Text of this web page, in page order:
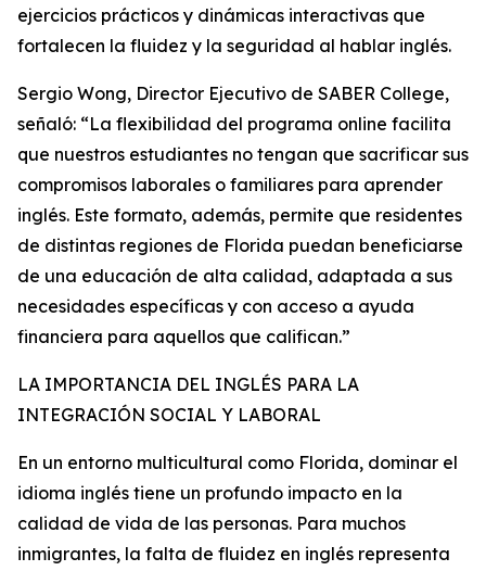
ejercicios prácticos y dinámicas interactivas que
fortalecen la fluidez y la seguridad al hablar inglés.
Sergio Wong, Director Ejecutivo de SABER College,
señaló: “La flexibilidad del programa online facilita
que nuestros estudiantes no tengan que sacrificar sus
compromisos laborales o familiares para aprender
inglés. Este formato, además, permite que residentes
de distintas regiones de Florida puedan beneficiarse
de una educación de alta calidad, adaptada a sus
necesidades específicas y con acceso a ayuda
financiera para aquellos que califican.”
LA IMPORTANCIA DEL INGLÉS PARA LA
INTEGRACIÓN SOCIAL Y LABORAL
En un entorno multicultural como Florida, dominar el
idioma inglés tiene un profundo impacto en la
calidad de vida de las personas. Para muchos
inmigrantes, la falta de fluidez en inglés representa